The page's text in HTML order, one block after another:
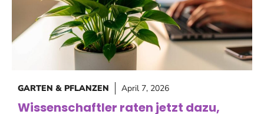
GARTEN & PFLANZEN April 7, 2026
Wissenschaftler raten jetzt dazu,